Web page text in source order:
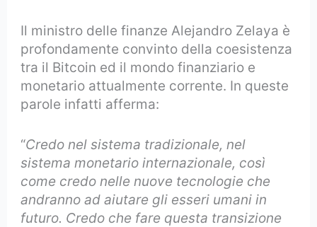
Il ministro delle finanze Alejandro Zelaya è
profondamente convinto della coesistenza
tra il Bitcoin ed il mondo finanziario e
monetario attualmente corrente. In queste
parole infatti afferma:
“Credo nel sistema tradizionale, nel
sistema monetario internazionale, così
come credo nelle nuove tecnologie che
andranno ad aiutare gli esseri umani in
futuro. Credo che fare questa transizione